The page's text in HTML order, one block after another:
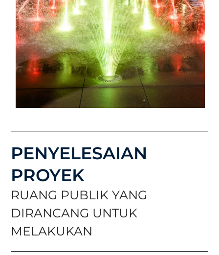
PENYELESAIAN
PROYEK
RUANG PUBLIK YANG
DIRANCANG UNTUK
MELAKUKAN